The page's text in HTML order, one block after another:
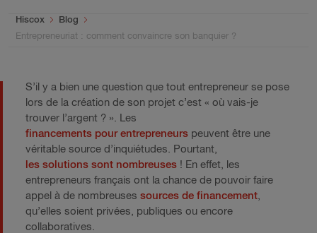
You are here:
Hiscox
Blog
Entrepreneuriat : comment convaincre son banquier ?
S’il y a bien une question que tout entrepreneur se pose
lors de la création de son projet c’est « où vais-je
trouver l’argent ? ». Les
financements pour entrepreneurs peuvent être une
véritable source d’inquiétudes. Pourtant,
les solutions sont nombreuses ! En effet, les
entrepreneurs français ont la chance de pouvoir faire
appel à de nombreuses sources de financement
qu’elles soient privées, publiques ou encore
collaboratives.